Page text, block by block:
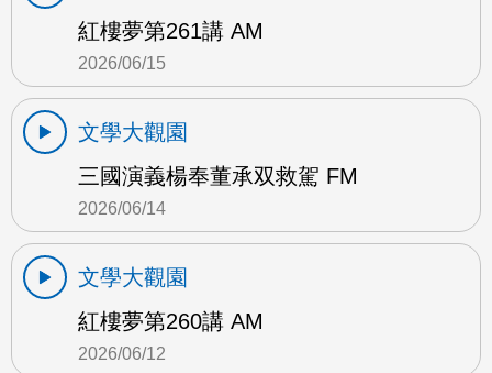
紅樓夢第261講 AM
2026/06/15
文學大觀園
三國演義楊奉董承双救駕 FM
2026/06/14
文學大觀園
紅樓夢第260講 AM
2026/06/12